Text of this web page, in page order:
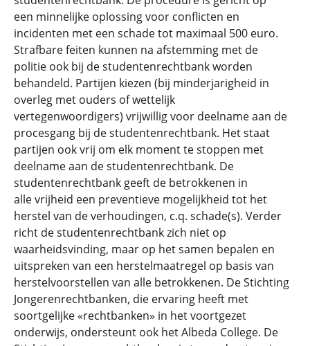
een minnelijke oplossing voor conflicten en
incidenten met een schade tot maximaal 500 euro.
Strafbare feiten kunnen na afstemming met de
politie ook bij de studentenrechtbank worden
behandeld. Partijen kiezen (bij minderjarigheid in
overleg met ouders of wettelijk
vertegenwoordigers) vrijwillig voor deelname aan de
procesgang bij de studentenrechtbank. Het staat
partijen ook vrij om elk moment te stoppen met
deelname aan de studentenrechtbank. De
studentenrechtbank geeft de betrokkenen in
alle vrijheid een preventieve mogelijkheid tot het
herstel van de verhoudingen, c.q. schade(s). Verder
richt de studentenrechtbank zich niet op
waarheidsvinding, maar op het samen bepalen en
uitspreken van een herstelmaatregel op basis van
herstelvoorstellen van alle betrokkenen. De Stichting
Jongerenrechtbanken, die ervaring heeft met
soortgelijke «rechtbanken» in het voortgezet
onderwijs, ondersteunt ook het Albeda College. De